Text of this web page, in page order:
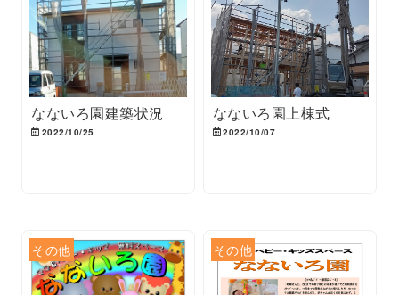
なないろ園建築状況
2022/10/25
なないろ園上棟式
2022/10/07
その他 その他